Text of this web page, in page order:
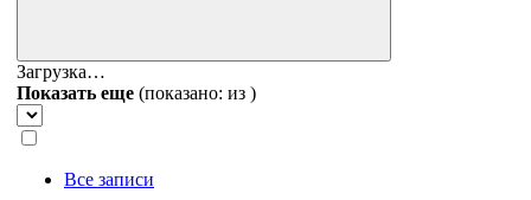
Загрузка…
Показать еще (показано: из )
Все записи